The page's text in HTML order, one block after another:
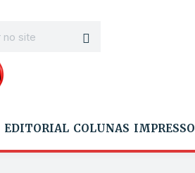
EDITORIAL COLUNAS IMPRESSO